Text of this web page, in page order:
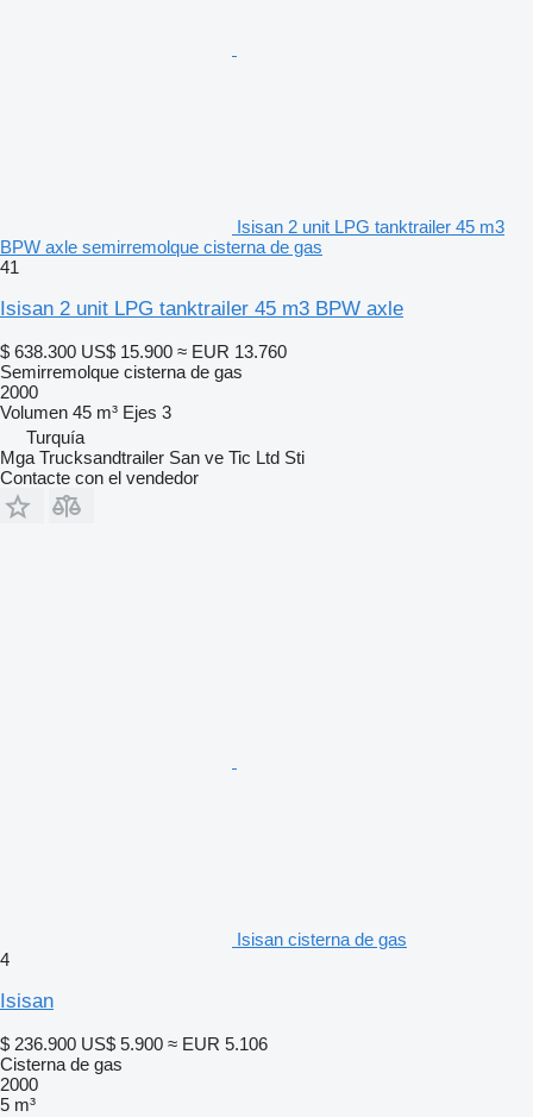
Isisan 2 unit LPG tanktrailer 45 m3
BPW axle semirremolque cisterna de gas
41
Isisan 2 unit LPG tanktrailer 45 m3 BPW axle
$ 638.300 US$ 15.900 ≈ EUR 13.760
Semirremolque cisterna de gas
2000
Volumen 45 m³ Ejes 3
Turquía
Mga Trucksandtrailer San ve Tic Ltd Sti
Contacte con el vendedor
Isisan cisterna de gas
4
Isisan
$ 236.900 US$ 5.900 ≈ EUR 5.106
Cisterna de gas
2000
5 m³